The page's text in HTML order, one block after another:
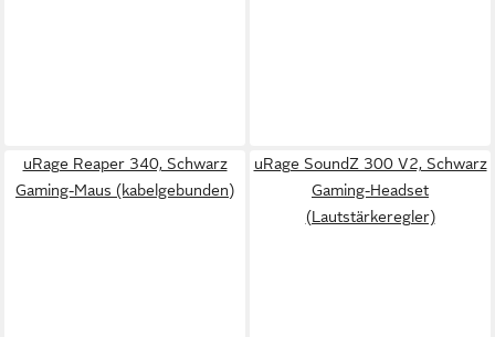
uRage Reaper 340, Schwarz
Gaming-Maus (kabelgebunden)
uRage SoundZ 300 V2, Schwarz
Gaming-Headset
(Lautstärkeregler)